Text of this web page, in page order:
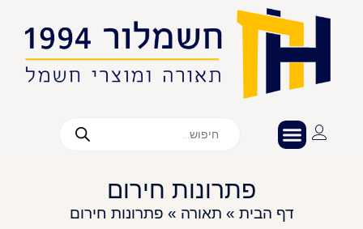
פתרונות חירום
דף הבית » תאורה » פתרונות חירום